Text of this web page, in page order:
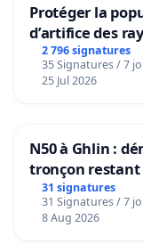
Protéger la
d’artifice des
2 796 signatures
35 Signatures / 7
25 Jul 2026
N50 à Ghlin :
tronçon restant
31 signatures
31 Signatures / 7
8 Aug 2026